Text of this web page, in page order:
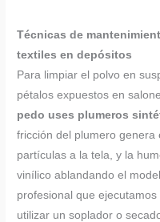
Técnicas de
textiles en depósitos
Para limpiar el polvo en
pétalos expuestos en
pedo uses plumeros
fricción del plumero
partículas a la tela, y la
vinílico ablandando el
profesional que
utilizar un soplador o